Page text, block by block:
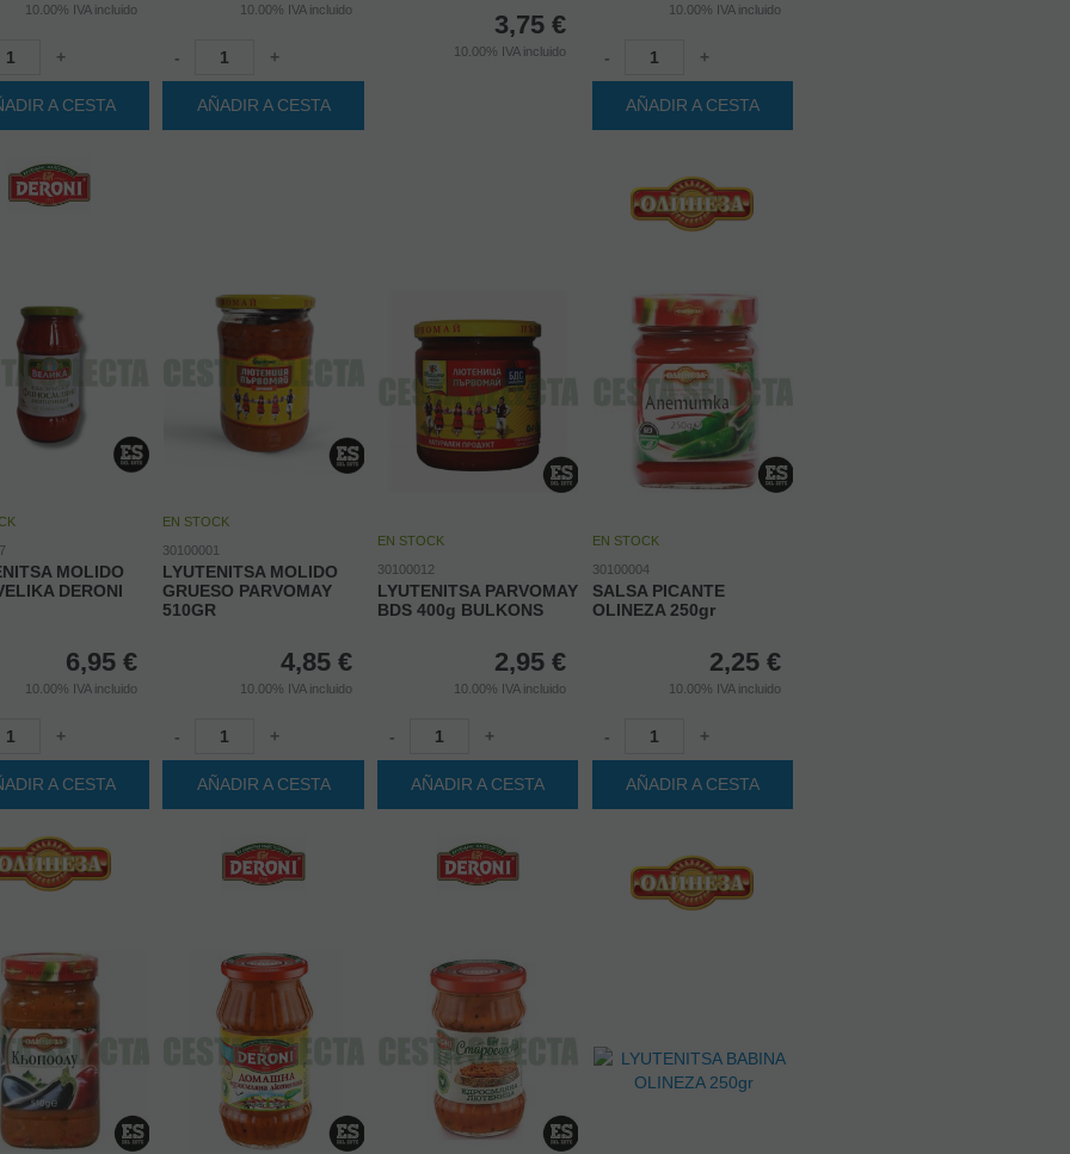
10.00% IVA incluido
+
A CESTA
10.00% IVA incluido
- +
AÑADIR A CESTA
3,75 €
10.00% IVA incluido
10.00% IVA incluido
- +
AÑADIR A CESTA
MOLIDO
DERONI
6,95 €
10.00% IVA incluido
+
A CESTA
EN STOCK
30100001
LYUTENITSA MOLIDO
GRUESO PARVOMAY
510GR
4,85 €
10.00% IVA incluido
- +
AÑADIR A CESTA
EN STOCK
30100012
LYUTENITSA PARVOMAY
BDS 400g BULKONS
2,95 €
10.00% IVA incluido
- +
AÑADIR A CESTA
EN STOCK
30100004
SALSA PICANTE
OLINEZA 250gr
2,25 €
10.00% IVA incluido
- +
AÑADIR A CESTA